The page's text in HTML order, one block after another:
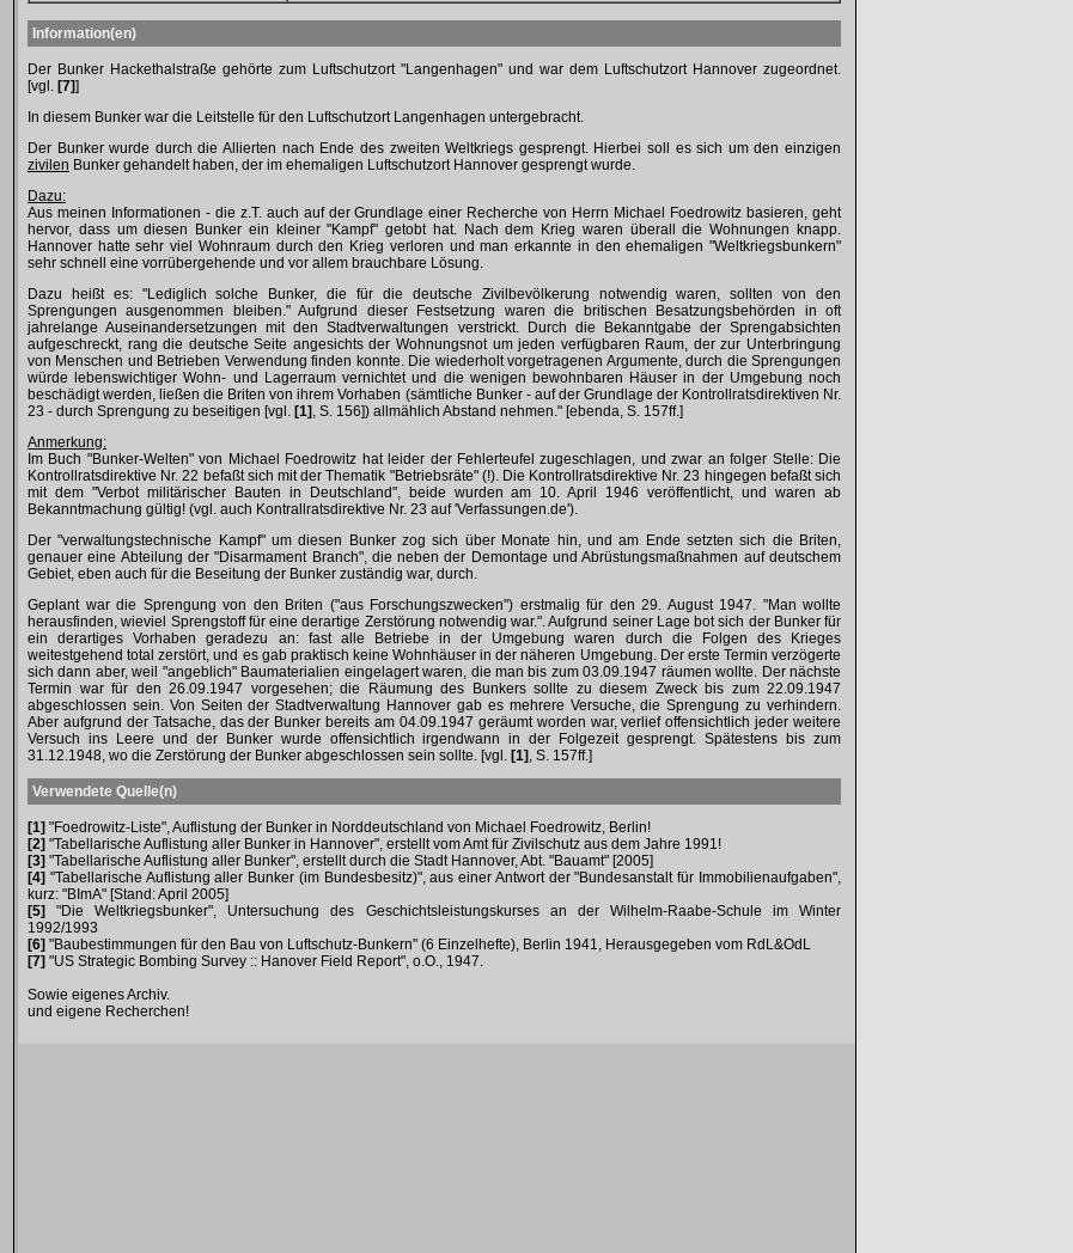
Information(en)
Der Bunker Hackethalstraße gehörte zum Luftschutzort "Langenhagen" und war dem Luftschutzort Hannover zugeordnet.
[vgl. [7]]
In diesem Bunker war die Leitstelle für den Luftschutzort Langenhagen untergebracht.
Der Bunker wurde durch die Allierten nach Ende des zweiten Weltkriegs gesprengt. Hierbei soll es sich um den einzigen
zivilen Bunker gehandelt haben, der im ehemaligen Luftschutzort Hannover gesprengt wurde.
Dazu:
Aus meinen Informationen - die z.T. auch auf der Grundlage einer Recherche von Herrn Michael Foedrowitz basieren, geht
hervor, dass um diesen Bunker ein kleiner "Kampf" getobt hat. Nach dem Krieg waren überall die Wohnungen knapp.
Hannover hatte sehr viel Wohnraum durch den Krieg verloren und man erkannte in den ehemaligen "Weltkriegsbunkern"
sehr schnell eine vorrübergehende und vor allem brauchbare Lösung.
Dazu heißt es: "Lediglich solche Bunker, die für die deutsche Zivilbevölkerung notwendig waren, sollten von den
Sprengungen ausgenommen bleiben." Aufgrund dieser Festsetzung waren die britischen Besatzungsbehörden in oft
jahrelange Auseinandersetzungen mit den Stadtverwaltungen verstrickt. Durch die Bekanntgabe der Sprengabsichten
aufgeschreckt, rang die deutsche Seite angesichts der Wohnungsnot um jeden verfügbaren Raum, der zur Unterbringung
von Menschen und Betrieben Verwendung finden konnte. Die wiederholt vorgetragenen Argumente, durch die Sprengungen
würde lebenswichtiger Wohn- und Lagerraum vernichtet und die wenigen bewohnbaren Häuser in der Umgebung noch
beschädigt werden, ließen die Briten von ihrem Vorhaben (sämtliche Bunker - auf der Grundlage der Kontrollratsdirektiven Nr.
23 - durch Sprengung zu beseitigen [vgl. [1] , S. 156]) allmählich Abstand nehmen." [ebenda, S. 157ff.]
Anmerkung:
Im Buch "Bunker-Welten" von Michael Foedrowitz hat leider der Fehlerteufel zugeschlagen, und zwar an folger Stelle: Die
Kontrollratsdirektive Nr. 22 befaßt sich mit der Thematik "Betriebsräte" (!). Die Kontrollratsdirektive Nr. 23 hingegen befaßt sich
mit dem "Verbot militärischer Bauten in Deutschland", beide wurden am 10. April 1946 veröffentlicht, und waren ab
Bekanntmachung gültig! (vgl. auch Kontrallratsdirektive Nr. 23 auf 'Verfassungen.de').
Der "verwaltungstechnische Kampf" um diesen Bunker zog sich über Monate hin, und am Ende setzten sich die Briten,
genauer eine Abteilung der "Disarmament Branch", die neben der Demontage und Abrüstungsmaßnahmen auf deutschem
Gebiet, eben auch für die Beseitung der Bunker zuständig war, durch.
Geplant war die Sprengung von den Briten ("aus Forschungszwecken") erstmalig für den 29. August 1947. "Man wollte
herausfinden, wieviel Sprengstoff für eine derartige Zerstörung notwendig war.". Aufgrund seiner Lage bot sich der Bunker für
ein derartiges Vorhaben geradezu an: fast alle Betriebe in der Umgebung waren durch die Folgen des Krieges
weitestgehend total zerstört, und es gab praktisch keine Wohnhäuser in der näheren Umgebung. Der erste Termin verzögerte
sich dann aber, weil "angeblich" Baumaterialien eingelagert waren, die man bis zum 03.09.1947 räumen wollte. Der nächste
Termin war für den 26.09.1947 vorgesehen; die Räumung des Bunkers sollte zu diesem Zweck bis zum 22.09.1947
abgeschlossen sein. Von Seiten der Stadtverwaltung Hannover gab es mehrere Versuche, die Sprengung zu verhindern.
Aber aufgrund der Tatsache, das der Bunker bereits am 04.09.1947 geräumt worden war, verlief offensichtlich jeder weitere
Versuch ins Leere und der Bunker wurde offensichtlich irgendwann in der Folgezeit gesprengt. Spätestens bis zum
31.12.1948, wo die Zerstörung der Bunker abgeschlossen sein sollte. [vgl. [1] , S. 157ff.]
Verwendete Quelle(n)
[1] "Foedrowitz-Liste", Auflistung der Bunker in Norddeutschland von Michael Foedrowitz, Berlin!
[2] "Tabellarische Auflistung aller Bunker in Hannover", erstellt vom Amt für Zivilschutz aus dem Jahre 1991!
[3] "Tabellarische Auflistung aller Bunker", erstellt durch die Stadt Hannover, Abt. "Bauamt" [2005]
[4] "Tabellarische Auflistung aller Bunker (im Bundesbesitz)", aus einer Antwort der "Bundesanstalt für Immobilienaufgaben",
kurz: "BImA" [Stand: April 2005]
[5]
"Die Weltkriegsbunker", Untersuchung des Geschichtsleistungskurses an der Wilhelm-Raabe-Schule im Winter
1992/1993
[6] "Baubestimmungen für den Bau von Luftschutz-Bunkern" (6 Einzelhefte), Berlin 1941, Herausgegeben vom RdL&OdL
[7] "US Strategic Bombing Survey :: Hanover Field Report", o.O., 1947.
Sowie eigenes Archiv.
und eigene Recherchen!